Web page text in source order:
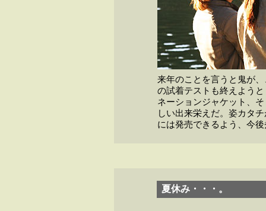
来年のことを言うと鬼が
の試着テストも終えよう
ネーションジャケット、
しい出来栄えだ。姿カタ
には発売できるよう、今
夏休み・・・。